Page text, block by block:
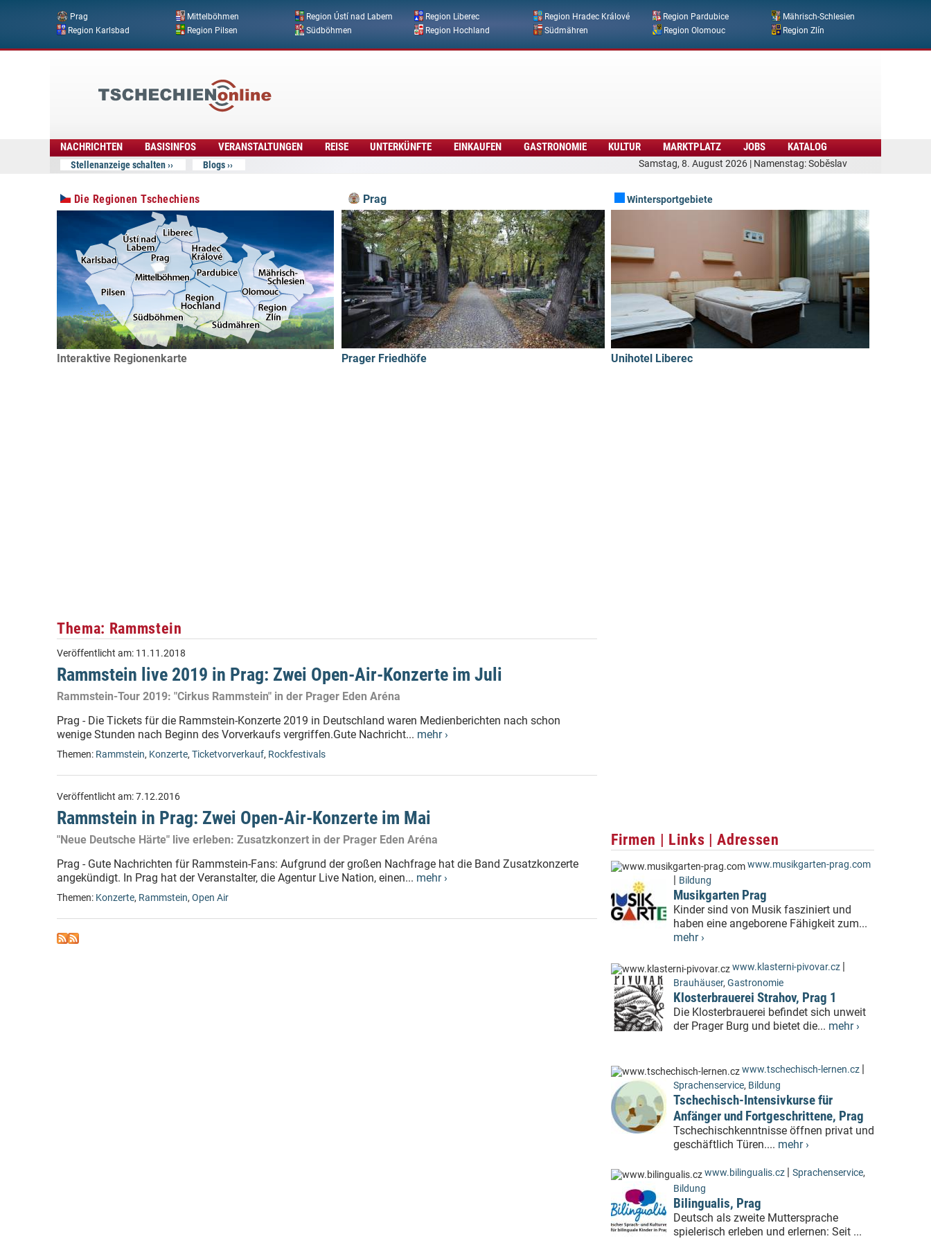
Direkt zum Inhalt
Prag Mittelböhmen Region Ústí nad Labem Region Liberec Region Hradec Králové Region Pardubice
Mährisch-Schlesien
Region Karlsbad
Region Pilsen Südböhmen Region Hochland Südmähren Region Olomouc Region Zlín
Samstag, 8. August 2026 | Namenstag: Soběslav
Online
NACHRICHTEN BASISINFOS VERANSTALTUNGEN REISE UNTERKÜNFTE EINKAUFEN GASTRONOMIE KULTUR MARKTPLATZ JOBS KATALOG
Stellenanzeige schalten Blogs
Die Regionen Tschechiens
Interaktive Regionenkarte
Prag
Prager Friedhöfe
Wintersportgebiete
Unihotel Liberec
Thema: Rammstein
Veröffentlicht am: 11.11.2018
Rammstein live 2019 in Prag: Zwei Open-Air-Konzerte im Juli
Rammstein-Tour 2019: "Cirkus Rammstein" in der Prager Eden Aréna
Prag - Die Tickets für die Rammstein-Konzerte 2019 in Deutschland waren Medienberichten nach schon
wenige Stunden nach Beginn des Vorverkaufs vergriffen.Gute Nachricht... mehr ›
Themen: Rammstein, Konzerte, Ticketvorverkauf, Rockfestivals
Veröffentlicht am:7.12.2016
Rammstein in Prag: Zwei Open-Air-Konzerte im Mai
"Neue Deutsche Härte" live erleben: Zusatzkonzert in der Prager Eden Aréna
Prag - Gute Nachrichten für Rammstein-Fans: Aufgrund der großen Nachfrage hat die Band Zusatzkonzerte
angekündigt. In Prag hat der Veranstalter, die Agentur Live Nation, einen... mehr ›
Themen: Konzerte, Rammstein, Open Air
Firmen | Links | Adressen
www.musikgarten-prag.com
| Bildung
Musikgarten Prag
Kinder sind von Musik fasziniert und
haben eine angeborene Fähigkeit zum...
mehr ›
www.klasterni-pivovar.cz |
Brauhäuser, Gastronomie
Klosterbrauerei Strahov, Prag 1
Die Klosterbrauerei befindet sich unweit
der Prager Burg und bietet die... mehr ›
www.tschechisch-lernen.cz |
Sprachenservice, Bildung
Tschechisch-Intensivkurse für
Anfänger und Fortgeschrittene, Prag
Tschechischkenntnisse öffnen privat und
geschäftlich Türen.... mehr ›
www.bilingualis.cz | Sprachenservice,
Bildung
Bilingualis, Prag
Deutsch als zweite Muttersprache
spielerisch erleben und erlernen: Seit ...